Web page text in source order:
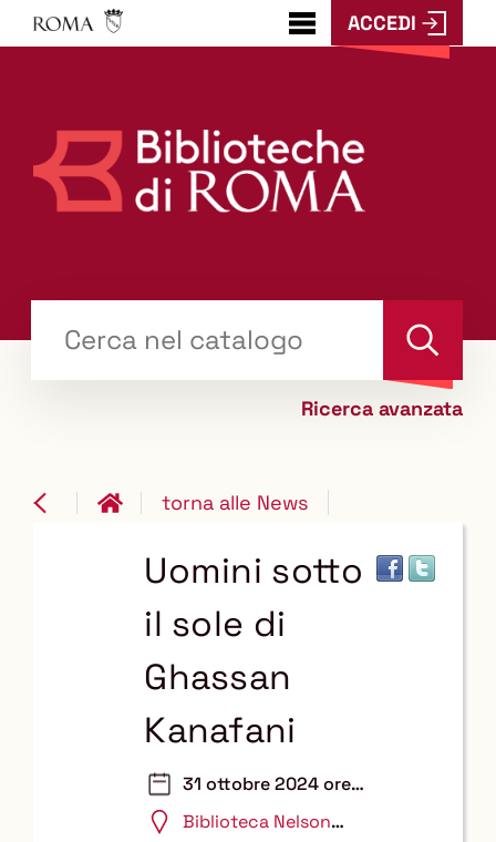
???
menu.button???
ACCEDI
il tuo libro "Catalogo"
Cerca
Ricerca avanzata
torna alle News
Uomini sotto
il sole di
Ghassan
Kanafani
31 ottobre 2024 ore
17:00
Biblioteca Nelson